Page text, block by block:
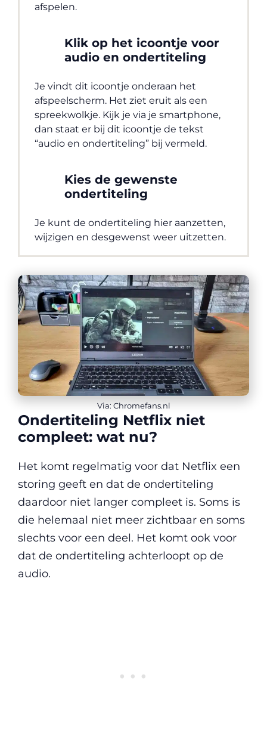
afspelen.
Klik op het icoontje voor
audio en ondertiteling
Je vindt dit icoontje onderaan het
afspeelscherm. Het ziet eruit als een
spreekwolkje. Kijk je via je smartphone,
dan staat er bij dit icoontje de tekst
“audio en ondertiteling” bij vermeld.
Kies de gewenste
ondertiteling
Je kunt de ondertiteling hier aanzetten,
wijzigen en desgewenst weer uitzetten.
Via: Chromefans.nl
Ondertiteling Netflix niet
compleet: wat nu?
Het komt regelmatig voor dat Netflix een
storing geeft en dat de ondertiteling
daardoor niet langer compleet is. Soms is
die helemaal niet meer zichtbaar en soms
slechts voor een deel. Het komt ook voor
dat de ondertiteling achterloopt op de
audio.